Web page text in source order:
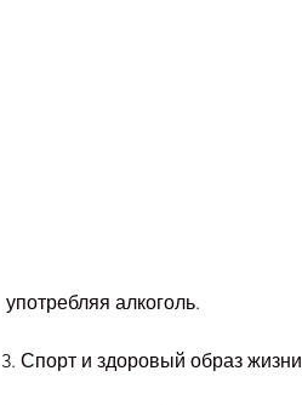
употребляя алкоголь.
3. Спорт и здоровый образ жизни